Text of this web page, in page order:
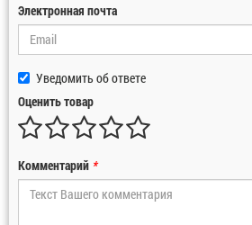
Электронная почта
Уведомить об ответе
Оценить товар
Комментарий *